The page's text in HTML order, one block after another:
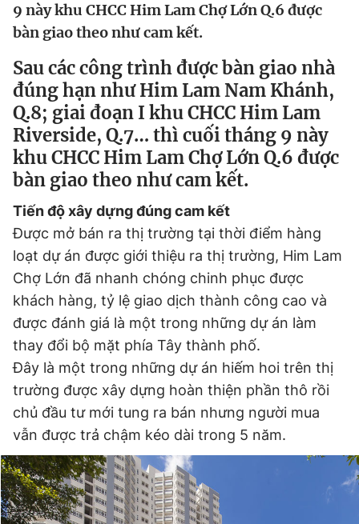
Sản phẩm khác
Tiện ích Bạn cần biết
Thông tin tòa soạn Liên hệ quảng cáo
Đọc Thanh Niên trên điện thoại
Theo dõi báo trên
Hotline
0906 645 777
Liên hệ quảng cáo
0908 780 404
Đặt báo Quảng cáo RSS Tòa soạn Chính sách bảo
Tổng biên tập: Nguyễn Ngọc Toàn
Phó tổng biên tập thường trực: Hải Thành
Phó tổng biên tập: Lâm Hiếu Dũng
Phó tổng biên tập: Trần Việt Hưng
Tổng thư ký tòa soạn: Đức Trung
9 này khu CHCC Him Lam Chợ Lớn Q.6 được
bàn giao theo như cam kết.
Sau các công trình được bàn giao nhà
đúng hạn như Him Lam Nam Khánh,
Q.8; giai đoạn I khu CHCC Him Lam
Riverside, Q.7… thì cuối tháng 9 này
khu CHCC Him Lam Chợ Lớn Q.6 được
bàn giao theo như cam kết.
Tiến độ xây dựng đúng cam kết
Được mở bán ra thị trường tại thời điểm hàng
loạt dự án được giới thiệu ra thị trường, Him Lam
Chợ Lớn đã nhanh chóng chinh phục được
khách hàng, tỷ lệ giao dịch thành công cao và
được đánh giá là một trong những dự án làm
thay đổi bộ mặt phía Tây thành phố.
Đây là một trong những dự án hiếm hoi trên thị
trường được xây dựng hoàn thiện phần thô rồi
chủ đầu tư mới tung ra bán nhưng người mua
vẫn được trả chậm kéo dài trong 5 năm.